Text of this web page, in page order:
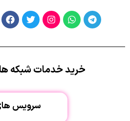
خرید خدمات شبکه
سرویس های